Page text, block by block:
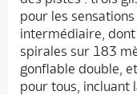
pour les
intermédiaire,
spirales sur 183
gonflable double,
pour tous, incluant